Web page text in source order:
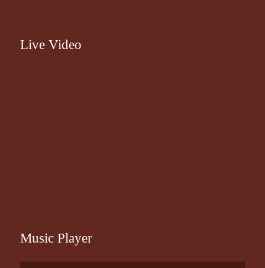
Live Video
Music Player